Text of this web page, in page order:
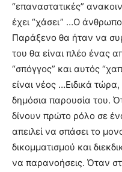
“επαναστατικές”
έχει “χάσει” …Ο
Παράξενο θα ήταν να
του θα είναι πλέο ένας
“σπόγγος” και αυτός
είναι νέος …Ειδικά
δημόσια παρουσία του.
δίνουν πρώτο ρόλο σε
απειλεί να σπάσει το
δικομματισμού και
να παρανοήσεις. Όταν